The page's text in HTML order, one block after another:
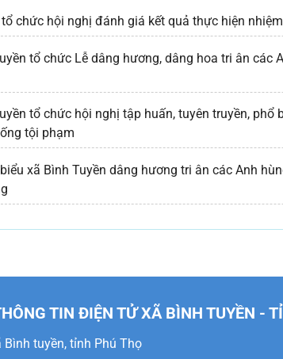
chức hội nghị đánh giá kết quả thực hiện
tổ chức Lễ dâng hương, dâng hoa tri ân
tổ chức hội nghị tập huấn, tuyên truyền,
tội phạm
xã Bình Tuyền dâng hương tri ân các Anh
TIN ĐIỆN TỬ XÃ BÌNH TUYỀN -
Bình tuyền, tỉnh Phú Thọ